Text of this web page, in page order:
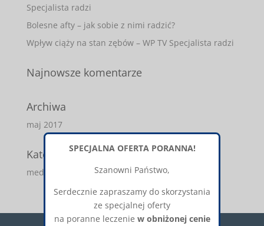
Specjalista radzi
Bolesne afty – jak sobie z nimi radzić?
Wpływ ciąży na stan zębów – WP TV Specjalista radzi
Najnowsze komentarze
Archiwa
maj 2017
Kategorie
media-o-nas
SPECJALNA OFERTA PORANNA!
Szanowni Państwo,
Serdecznie zapraszamy do skorzystania
ze specjalnej oferty
na poranne leczenie w obniżonej cenie